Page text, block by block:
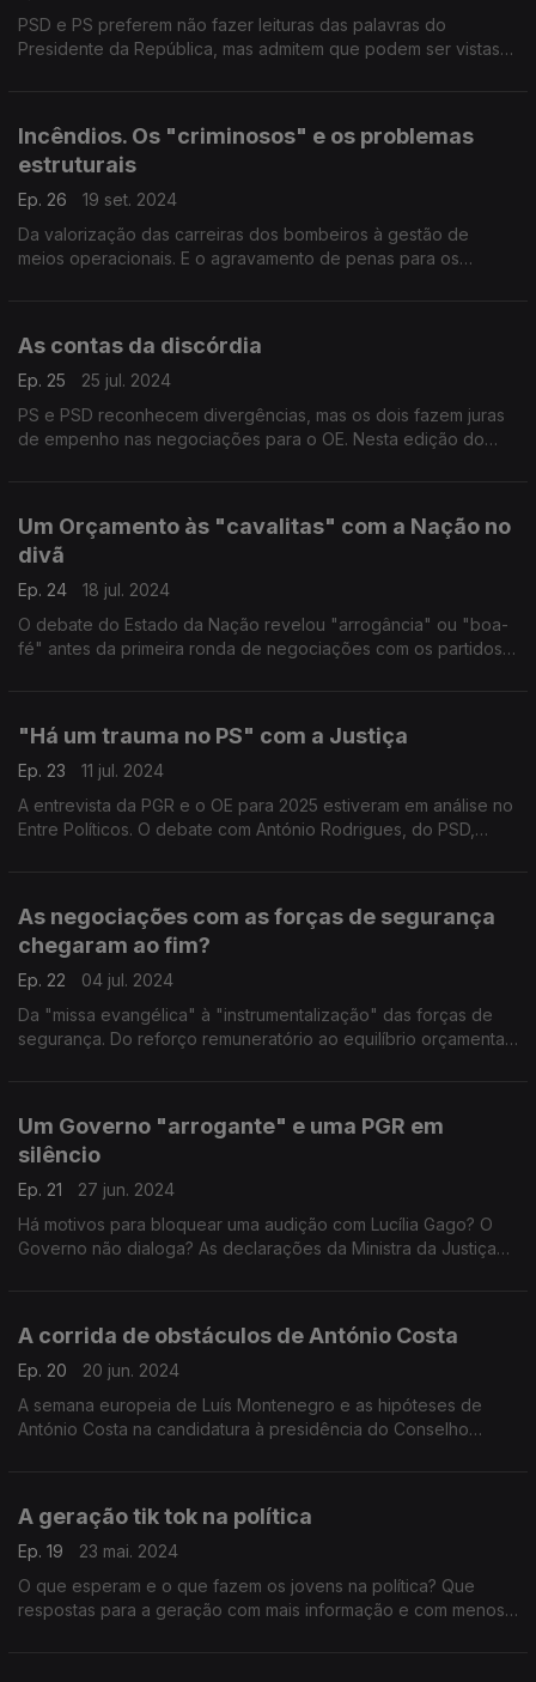
PSD e PS preferem não fazer leituras das palavras do
Presidente da República, mas admitem que podem ser vistas
Incêndios. Os "criminosos" e os problemas
estruturais
Ep. 26
19 set. 2024
Da valorização das carreiras dos bombeiros à gestão de
meios operacionais. E o agravamento de penas para os
As contas da discórdia
Ep. 25
25 jul. 2024
PS e PSD reconhecem divergências, mas os dois fazem juras
de empenho nas negociações para o OE. Nesta edição do
Um Orçamento às "cavalitas" com a Nação no
divã
Ep. 24
18 jul. 2024
O debate do Estado da Nação revelou "arrogância" ou "boa-
fé" antes da primeira ronda de negociações com os partidos?
"Há um trauma no PS" com a Justiça
Ep. 23
11 jul. 2024
A entrevista da PGR e o OE para 2025 estiveram em análise no
Entre Políticos. O debate com António Rodrigues, do PSD,
As negociações com as forças de segurança
chegaram ao fim?
Ep. 22
04 jul. 2024
Da "missa evangélica" à "instrumentalização" das forças de
segurança. Do reforço remuneratório ao equilíbrio orçamental.
Um Governo "arrogante" e uma PGR em
silêncio
Ep. 21
27 jun. 2024
Há motivos para bloquear uma audição com Lucília Gago? O
Governo não dialoga? As declarações da Ministra da Justiça
A corrida de obstáculos de António Costa
Ep. 20
20 jun. 2024
A semana europeia de Luís Montenegro e as hipóteses de
António Costa na candidatura à presidência do Conselho
A geração tik tok na política
Ep. 19
23 mai. 2024
O que esperam e o que fazem os jovens na política? Que
respostas para a geração com mais informação e com menos